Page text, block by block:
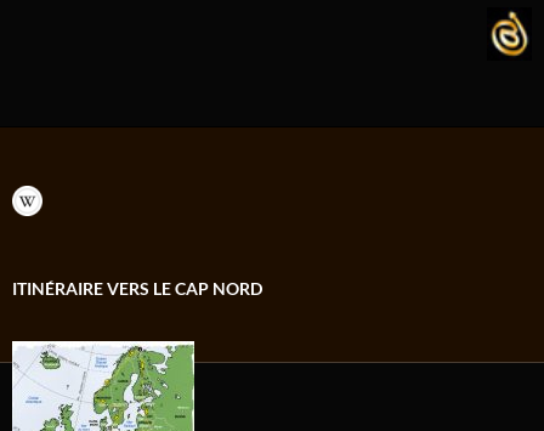
ITINÉRAIRE VERS LE CAP NORD